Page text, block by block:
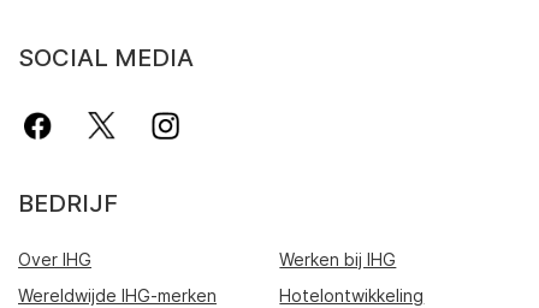
SOCIAL MEDIA
BEDRIJF
Over IHG
Werken bij IHG
Wereldwijde IHG-merken
Hotelontwikkeling